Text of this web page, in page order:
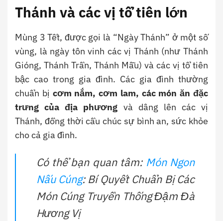
Thánh và các vị tổ tiên lớn
Mùng 3 Tết, được gọi là “Ngày Thánh” ở một số
vùng, là ngày tôn vinh các vị Thánh (như Thánh
Gióng, Thánh Trần, Thánh Mẫu) và các vị tổ tiên
bậc cao trong gia đình. Các gia đình thường
chuẩn bị cơm nắm, cơm lam, các món ăn đặc
trưng của địa phương và dâng lên các vị
Thánh, đồng thời cầu chúc sự bình an, sức khỏe
cho cả gia đình.
Có thể bạn quan tâm: Món Ngon
Nấu Cúng: Bí Quyết Chuẩn Bị Các
Món Cúng Truyền Thống Đậm Đà
Hương Vị